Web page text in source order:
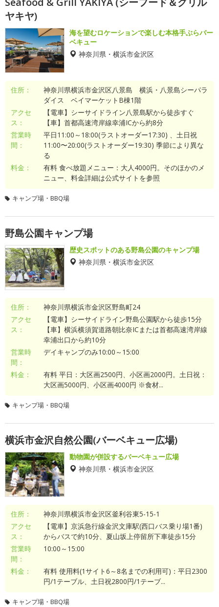
ヤキヤ)
海を望むロケーションで楽しむ本格手ぶらバー
ベキュー
神奈川県・横浜市金沢区
住所：
神奈川県横浜市金沢区八景島 横浜・八景島シーパラ
ダイス ベイマーケットB棟1階
アクセ
ス：
【電車】シーサイドライン八景島駅から徒歩すぐ
【車】首都高速湾岸線幸浦ICから約8分
営業時
間：
平日11:00～18:00(ラストオーダー17:30) 、土日祝
11:00〜20:00(ラストオーダー19:30) 季節により異な
る
料金：
有料 食べ放題メニュー：大人4000円。そのほかのメ
ニュー、料金詳細は公式サイトを参照
キャンプ場・BBQ場
野島公園キャンプ場
歴史スポットのある野島公園のキャンプ場
神奈川県・横浜市金沢区
住所：
神奈川県横浜市金沢区野島町24
アクセ
ス：
【電車】シーサイドライン野島公園駅から徒歩15分
【車】横浜横須賀道路朝比奈ICまたは首都高速湾岸線
幸浦出口から約10分
営業時
間：
デイキャンプのみ10:00～15:00
料金：
有料 平日：大区画2500円、小区画2000円。土日祝：
大区画5000円、小区画4000円 ※食材...
キャンプ場・BBQ場
横浜市金沢自然公園(バーベキュー広場)
動物園が併設するバーベキュー広場
神奈川県・横浜市金沢区
住所：
神奈川県横浜市金沢区釜利谷東5-15-1
アクセ
ス：
【電車】京浜急行線金沢文庫駅(西口バス乗り場1番)
からバスで約10分、夏山坂上停留所下車徒歩15分
営業時
間：
10:00～15:00
料金：
有料 使用料(1サイト6～8名までの利用可)：平日2300
円/1テーブル、土日祝2800円/1テーブ...
キャンプ場・BBQ場